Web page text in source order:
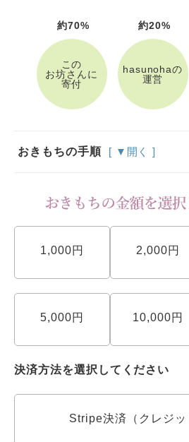
約70%
この
お坊さんに
寄付
約20%
hasunohaの
運営
おきもちの手順 [ ▼開く ]
1,000円 2,000円
5,000円 10,000円
決済方法を選択してください
Stripe決済（クレジッ